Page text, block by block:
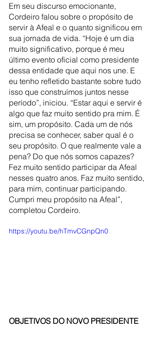
Em seu discurso emocionante,
Cordeiro falou sobre o propósito de
servir à Afeal e o quanto significou em
sua jornada de vida. “Hoje é um dia
muito significativo, porque é meu
último evento oficial como presidente
dessa entidade que aqui nos une. E
eu tenho refletido bastante sobre tudo
isso que construímos juntos nesse
período”, iniciou. “Estar aqui e servir é
algo que faz muito sentido pra mim. É
sim, um propósito. Cada um de nós
precisa se conhecer, saber qual é o
seu propósito. O que realmente vale a
pena? Do que nós somos capazes?
Fez muito sentido participar da Afeal
nesses quatro anos. Faz muito sentido,
para mim, continuar participando.
Cumpri meu propósito na Afeal”,
completou Cordeiro.
https://youtu.be/hTmvCGnpQn0
OBJETIVOS DO NOVO PRESIDENTE